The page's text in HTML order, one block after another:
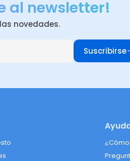
al newsletter!
novedades.
Suscribirse